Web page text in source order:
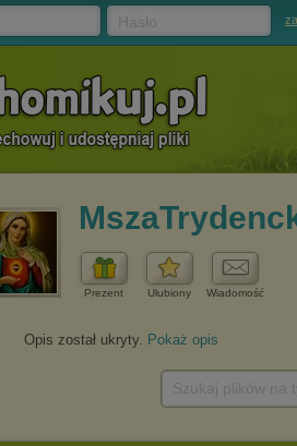
Prezent Ulubiony Wiadomość
Opis został ukryty. Pokaż opis